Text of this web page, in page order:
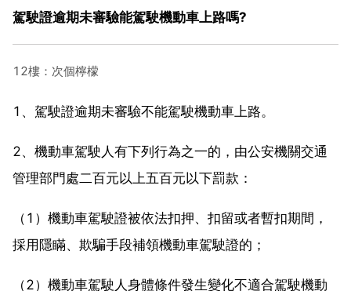
駕駛證逾期未審驗能駕駛機動車上路嗎?
12樓：次個檸檬
1、駕駛證逾期未審驗不能駕駛機動車上路。
2、機動車駕駛人有下列行為之一的，由公安機關交通
管理部門處二百元以上五百元以下罰款：
（1）機動車駕駛證被依法扣押、扣留或者暫扣期間，
採用隱瞞、欺騙手段補領機動車駕駛證的；
（2）機動車駕駛人身體條件發生變化不適合駕駛機動